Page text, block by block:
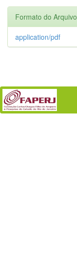
Formato do Arquivo
application/pdf